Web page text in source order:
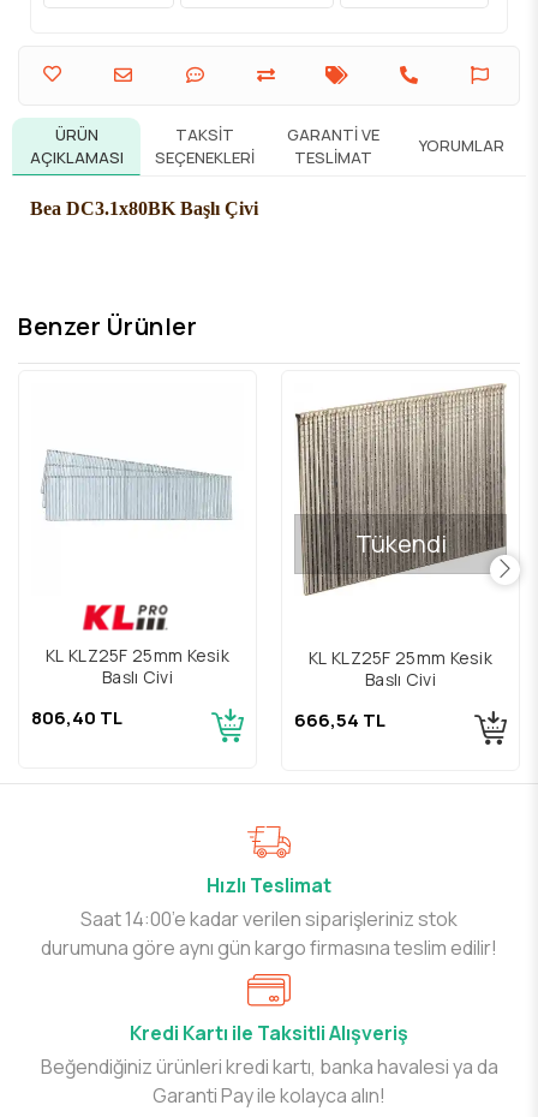
ÜRÜN
AÇIKLAMASI
TAKSIT
SEÇENEKLERI
GARANTI VE
TESLIMAT
YORUMLAR
Bea DC3.1x80BK Başlı Çivi
Benzer Ürünler
KL KLZ25F 25mm Kesik
Başlı Çivi
806,40 TL
Tükendi
KL KLZ25F 25mm Kesik
Başlı Çivi
666,54 TL
Hızlı Teslimat
Saat 14:00’e kadar verilen siparişleriniz stok
durumuna göre aynı gün kargo firmasına teslim edilir!
Kredi Kartı ile Taksitli Alışveriş
Beğendiğiniz ürünleri kredi kartı, banka havalesi ya da
Garanti Pay ile kolayca alın!